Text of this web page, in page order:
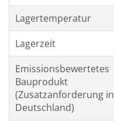
Lagertemperatur
Lagerzeit
Emissionsbewertetes
Bauprodukt
(Zusatzanforderung in
Deutschland)